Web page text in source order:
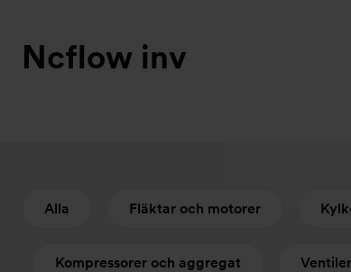
Ncflow inv
Alla Fläktar och motorer
Kompressorer och aggregat